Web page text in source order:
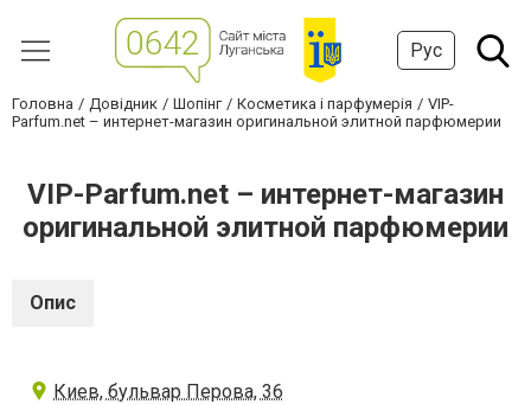
Рус
Головна Довідник Шопінг Косметика і парфумерія
VIP-
Parfum.net – интернет-магазин оригинальной элитной парфюмерии
VIP-Parfum.net – интернет-магазин
оригинальной элитной парфюмерии
Опис
Киев, бульвар Перова, 36